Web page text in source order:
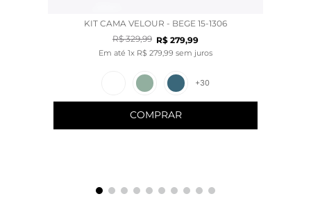
KIT CAMA VELOUR - BEGE 15-1306
R$ 329,99 R$ 279,99
Em até 1x R$ 279 99 sem juros
+30
COMPRAR